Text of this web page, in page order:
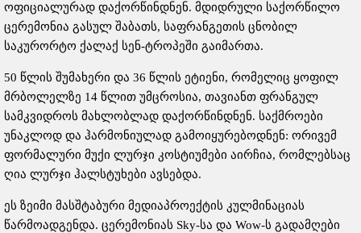
ოფიციალურად დაქორწინდნენ. მდიდრული საქორწილო
ცერემონია გასულ შაბათს, საფრანგეთის ცნობილ
საკურორტო ქალაქ სენ-ტროპეში გაიმართა.
50 წლის შუმახერი და 36 წლის ეტიენი, რომელიც ყოფილ
მრბოლელზე 14 წლით უმცროსია, თავიანთ ფრანგულ
სამკვიდროს მახლობლად დაქორწინდნენ. საქმროები
უნაკლოდ და ჰარმონიულად გამოიყურებოდნენ: ორივემ
ფორმალური მუქი ლურჯი კოსტიუმები აირჩია, რომლებსაც
ღია ლურჯი ჰალსტუხები ავსებდა.
ეს ზეიმი მასშტაბური მედიაპროექტის კულმინაციას
წარმოადგენდა. ცერემონიას Sky-სა და Wow-ს გადამღები